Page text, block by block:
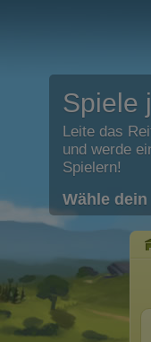
Spiele
Leite das
und werde
Spielern!
Wähle